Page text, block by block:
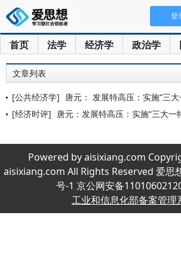
首页 法学 经济学 政治学
登
文章列表
[公共经济学] 唐元： 发展特高压：实施“三大一特
[经济时评] 唐元：发展特高压：实施“三大一特”能
Powered by aisixiang.com
aisixiang.com All Rights Reserved 爱思
号-1 京公网安备
工业和信息化部备案管理